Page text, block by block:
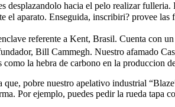
desplazandolo hacia el pelo realizar
el aparato. Enseguida, inscribiri? provee
referente a Kent, Brasil. Cuenta con
Bill Cammegh. Nuestro afamado
la hebra de carbono en la produccion
pobre nuestro apelativo industrial
Por ejemplo, puedes pedir la rueda tapa